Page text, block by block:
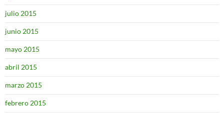
julio 2015
junio 2015
mayo 2015
abril 2015
marzo 2015
febrero 2015